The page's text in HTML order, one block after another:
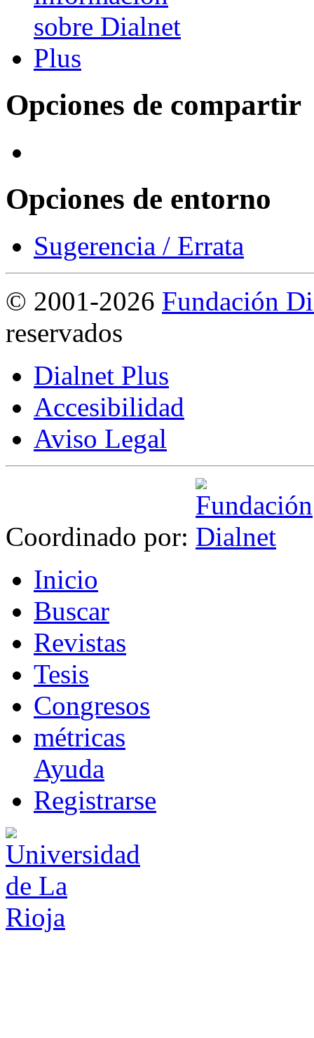
Opciones de compartir
Opciones de entorno
Sugerencia / Errata
© 2001-2026 Fundación
reservados
Dialnet Plus
Accesibilidad
Aviso Legal
Coordinado por:
Inicio
Buscar
Revistas
Tesis
Congresos
métricas
Ayuda
Registrarse